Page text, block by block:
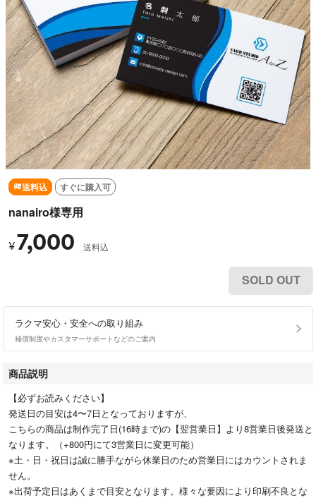
送料込 すぐに購入可
nanairo様専用
¥7,000 送料込
SOLD OUT
ラクマ安心・安全への取り組み
補償制度やカスタマーサポートなどのご案内
商品説明
【必ずお読みください】
発送日の目安は4〜7日となっておりますが、
こちらの商品は制作完了日(16時まで)の【翌営業日】より8営業日後発送と
なります。（+800円にて3営業日に変更可能）
※土・日・祝日は誠に勝手ながら休業日のため営業日にはカウントされま
せん。
※出荷予定日はあくまで目安となります。様々な要因により印刷不良とな